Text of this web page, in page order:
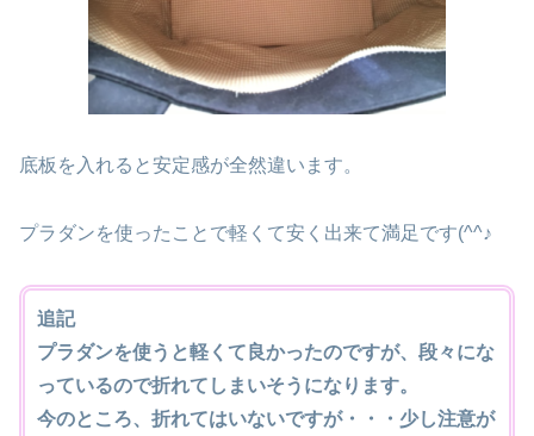
底板を入れると安定感が全然違います。
プラダンを使ったことで軽くて安く出来て満足です(^^♪
追記
プラダンを使うと軽くて良かったのですが、段々にな
っているので折れてしまいそうになります。
今のところ、折れてはいないですが・・・少し注意が